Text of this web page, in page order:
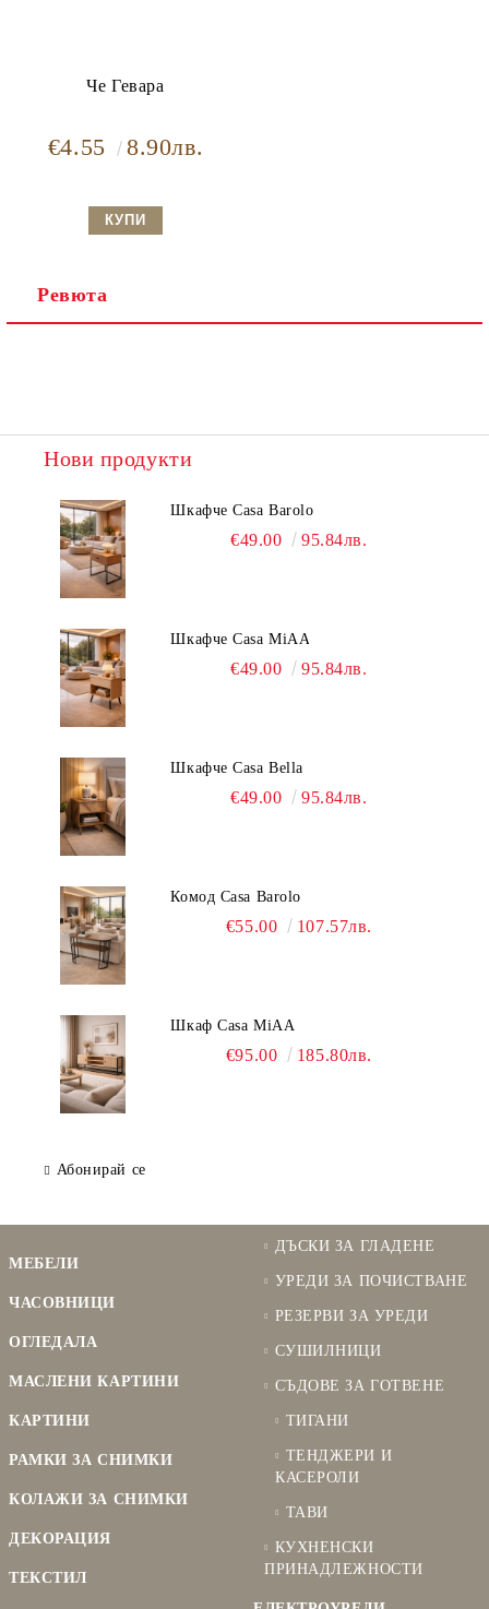
Че Гевара
€4.55 8.90лв.
Ревюта
Нови продукти
Шкафче Casa Barolo
€49.00 95.84лв.
Шкафче Casa MiAA
€49.00 95.84лв.
Шкафче Casa Bella
€49.00 95.84лв.
Комод Casa Barolo
€55.00 107.57лв.
Шкаф Casa MiAA
€95.00 185.80лв.
Абонирай се
МЕБЕЛИ
ЧАСОВНИЦИ
ОГЛЕДАЛА
МАСЛЕНИ КАРТИНИ
КАРТИНИ
РАМКИ ЗА СНИМКИ
КОЛАЖИ ЗА СНИМКИ
ДЕКОРАЦИЯ
ТЕКСТИЛ
ДЪСКИ ЗА ГЛАДЕНЕ
УРЕДИ ЗА ПОЧИСТВАНЕ
РЕЗЕРВИ ЗА УРЕДИ
СУШИЛНИЦИ
СЪДОВЕ ЗА ГОТВЕНЕ
ТИГАНИ
ТЕНДЖЕРИ И
КАСЕРОЛИ
ТАВИ
КУХНЕНСКИ
ПРИНАДЛЕЖНОСТИ